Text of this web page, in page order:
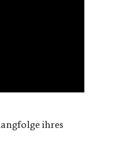
ihres